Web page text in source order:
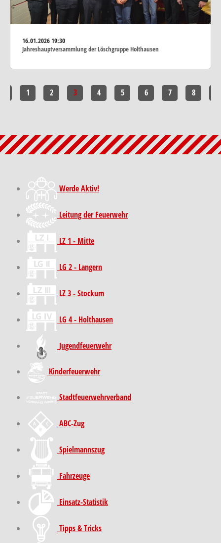
16.01.202619:30
Jahreshauptversammlung der Löschgruppe Holthausen
1 2 3 4 5 6 7 8
Werde Aktiv!
Leitung der Feuerwehr
LZ 1 - Mitte
LG 2 - Langern
LZ 3 - Stockum
LG 4 - Holthausen
Jugendfeuerwehr
Kinder­feuer­wehr
Stadt­feuer­wehr­verband
ABC-Zug
Spielmannszug
Fahrzeuge
Einsatz-Statistik
Tipps & Tricks